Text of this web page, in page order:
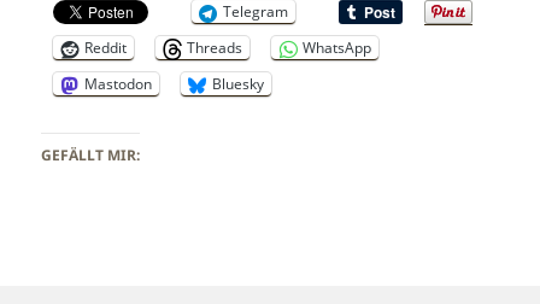
Telegram
Reddit
Threads
WhatsApp
Mastodon
Bluesky
GEFÄLLT MIR: